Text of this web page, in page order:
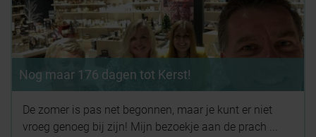
Nog maar 176 dagen tot Kerst!
De zomer is pas net begonnen, maar je kunt er niet
vroeg genoeg bij zijn! Mijn bezoekje aan de prach ...